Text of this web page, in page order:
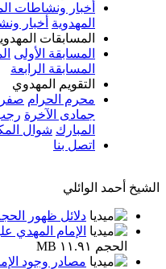
أخبار ونشاطات
المهدوية أخبار
المسابقات
المسابقة الأولى
المسابقة الرابعة
التقويم المهدوي
محرم الحرام صفر
جمادى الآخرة
المبارك شوال
اتصل بنا
الشيخ أحمد الوائلي
دلائل ظهور
الإمام المهدي
الحجم ١١.٩١ MB
مصادر وجود